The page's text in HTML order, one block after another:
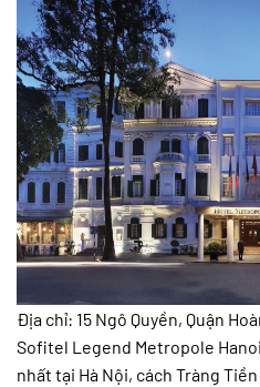
Địa chỉ: 15 Ngô Quyền, Quận
Sofitel Legend Metropole
nhất tại Hà Nội, cách Tràng